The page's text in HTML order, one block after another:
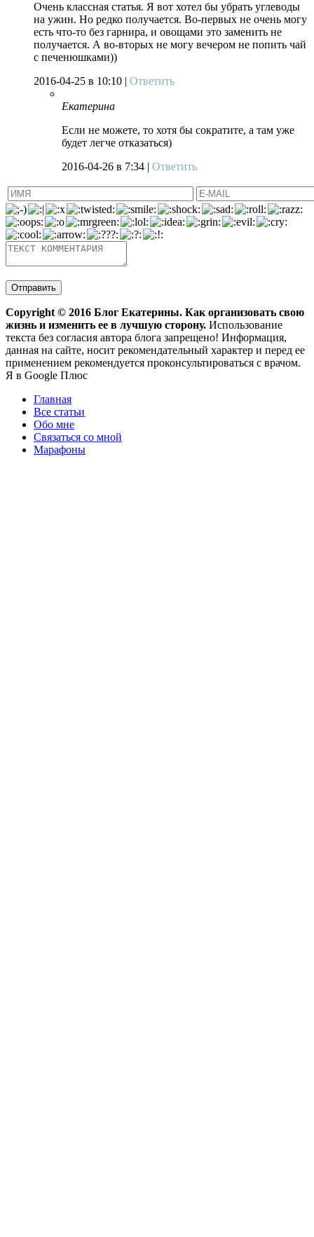
Очень классная статья. Я вот хотел бы убрать углеводы
на ужин. Но редко получается. Во-первых не очень могу
есть что-то без гарнира, и овощами это заменить не
получается. А во-вторых не могу вечером не попить чай
с печенюшками))
2016-04-25 в 10:10 | Ответить
Екатерина
Если не можете, то хотя бы сократите, а там уже
будет легче отказаться)
2016-04-26 в 7:34 | Ответить
Copyright © 2016 Блог Екатерины. Как организовать свою
жизнь и изменить ее в лучшую сторону. Использование
текста без согласия автора блога запрещено! Информация,
данная на сайте, носит рекомендательный характер и перед ее
применением рекомендуется проконсультироваться с врачом.
Я в Google Плюс
Главная
Все статьи
Обо мне
Связаться со мной
Марафоны